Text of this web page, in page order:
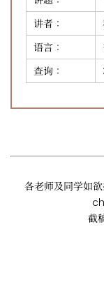
讲者：
语言：
查询：
各老师及同学如
截